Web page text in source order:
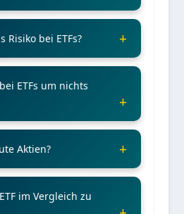
Risiko bei ETFs?
ETFs um nichts
Aktien?
im Vergleich zu